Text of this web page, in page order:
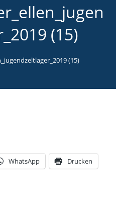
(15)
(15)
WhatsApp Drucken